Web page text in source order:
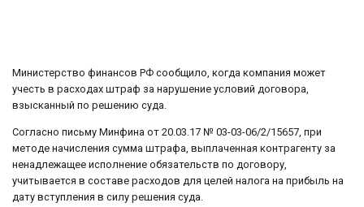
Министерство финансов РФ сообщило, когда компания может
учесть в расходах штраф за нарушение условий договора,
взысканный по решению суда.
Согласно письму Минфина от 20.03.17 № 03-03-06/2/15657, при
методе начисления сумма штрафа, выплаченная контрагенту за
ненадлежащее исполнение обязательств по договору,
учитывается в составе расходов для целей налога на прибыль на
дату вступления в силу решения суда.